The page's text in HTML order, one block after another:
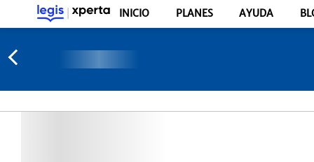
INICIO PLANES AYUDA